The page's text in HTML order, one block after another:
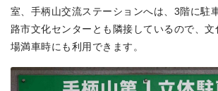
室、手柄山交流ステーションへは、3階に駐
路市文化センターとも隣接しているので、
場満車時にも利用できます。